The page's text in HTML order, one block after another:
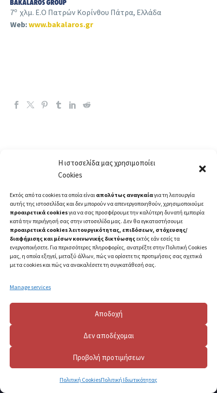
Η ιστοσελίδα μας χρησιμοποίει
Cookies
Εκτός από τα cookies τα οποία είναι απολύτως αναγκαίαγια τη λειτουργία
αυτής της ιστοσελίδας και δεν μπορούν να απενεργοποιηθούν, χρησιμοποιούμε
προαιρετικά cookiesγια να σας προσφέρουμε την καλύτερη δυνατή εμπειρία
κατά την περιήγησή σας στην ιστοσελίδα μας. Δεν θα εγκαταστήσουμε
προαιρετικά cookies λειτουργικότητας, επιδόσεων, στόχευσης/
διαφήμισης και μέσων κοινωνικής δικτύωσης εκτός εάν εσείς τα
ενεργοποιήσετε. Για περισσότερες πληροφορίες, ανατρέξτε στην Πολιτική Cookies
μας, η οποία εξηγεί, μεταξύ άλλων, πώς να ορίσετε τις προτιμήσεις σας σχετικά
με τα cookies και πώς να ανακαλέσετε τη συγκατάθεσή σας.
Manage services
Αποδοχή
Δεν αποδέχομαι
Προβολή προτιμήσεων
Πολιτική CookiesΠολιτική Ιδιωτικότητας
7ο χλμ. Ε.Ο Πατρών Κορίνθου Πάτρα, Ελλάδα
Web:www.bakalaros.gr
2023 ©Πανεπιστήμιο Πατρών